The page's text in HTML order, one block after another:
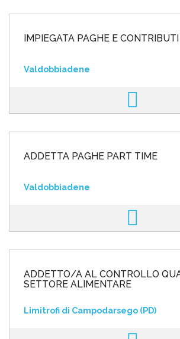
IMPIEGATA PAGHE E CONTRIBUTI
Valdobbiadene
ADDETTA PAGHE PART TIME
Valdobbiadene
ADDETTO/A AL CONTROLLO
SETTORE ALIMENTARE
Limitrofi di Campodarsego (PD)